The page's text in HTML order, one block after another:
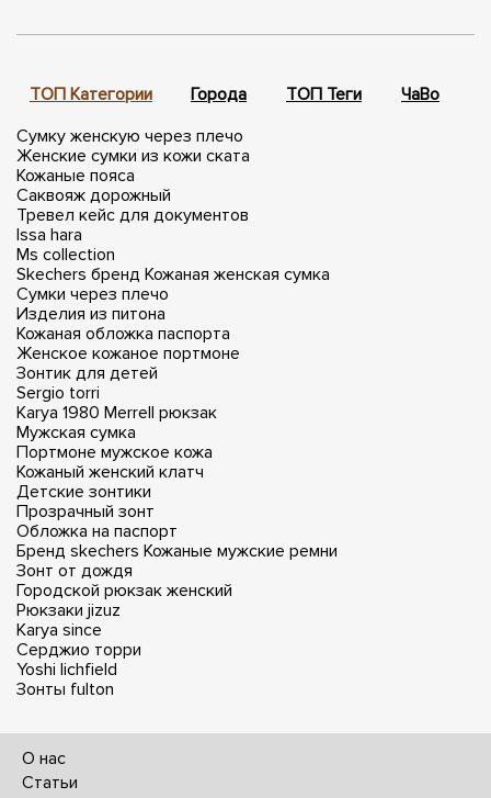
ТОП Категории Города ТОП Теги ЧаВо
Сумку женскую через плечо
Женские сумки из кожи ската
Кожаные пояса
Саквояж дорожный
Тревел кейс для документов
Issa hara
Ms collection
Skechers бренд Кожаная женская сумка
Сумки через плечо
Изделия из питона
Кожаная обложка паспорта
Женское кожаное портмоне
Зонтик для детей
Sergio torri
Karya 1980 Merrell рюкзак
Мужская сумка
Портмоне мужское кожа
Кожаный женский клатч
Детские зонтики
Прозрачный зонт
Обложка на паспорт
Бренд skechers Кожаные мужские ремни
Зонт от дождя
Городской рюкзак женский
Рюкзаки jizuz
Karya since
Серджио торри
Yoshi lichfield
Зонты fulton
О нас
Статьи